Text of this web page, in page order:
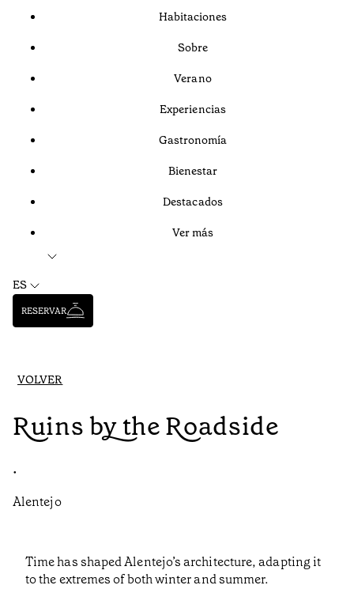
Habitaciones
Sobre
Verano
Experiencias
Gastronomía
Bienestar
Destacados
Ver más
ES
RESERVAR
VOLVER
Ruins by the Roadside
•
Alentejo
Time has shaped Alentejo’s architecture, adapting it
to the extremes of both winter and summer.